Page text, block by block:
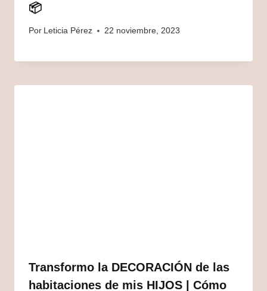
📦
Por Leticia Pérez 22 noviembre, 2023
Transformo la DECORACIÓN de las
habitaciones de mis HIJOS | Cómo